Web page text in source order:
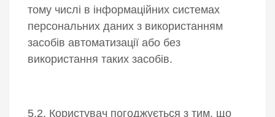
тому числі в інформаційних системах
персональних даних з використанням
засобів автоматизації або без
використання таких засобів.
5.2. Користувач погоджується з тим, що